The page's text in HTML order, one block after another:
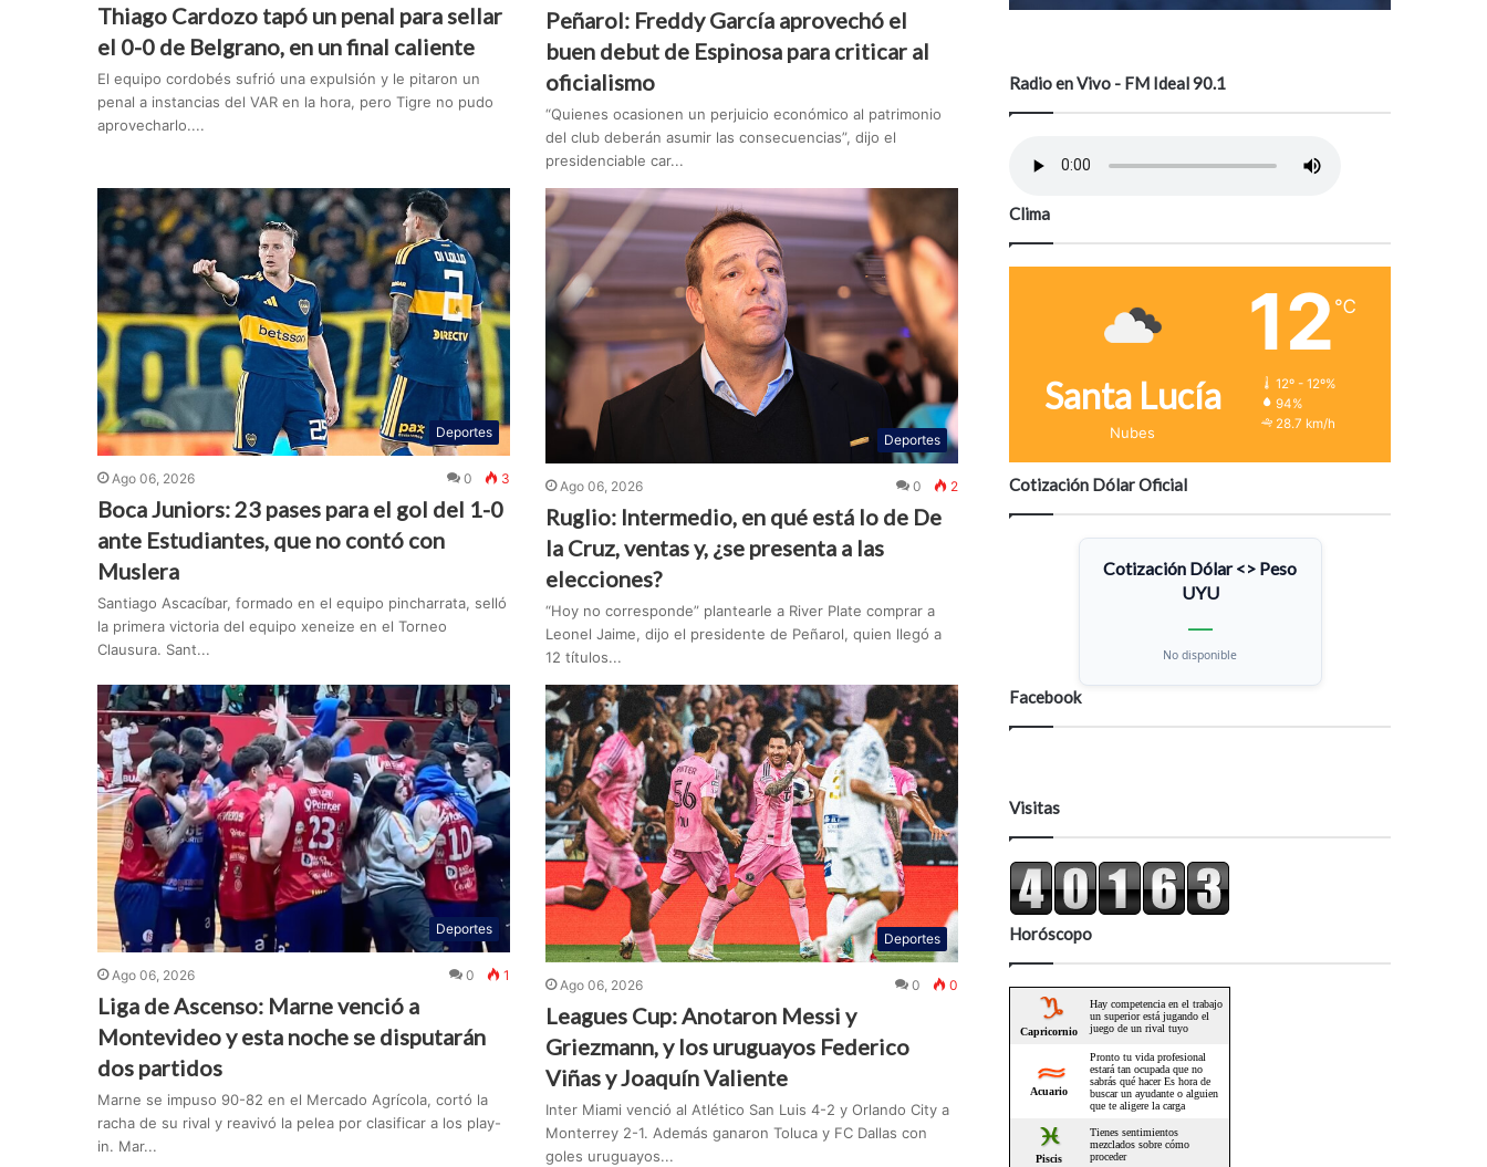
Thiago Cardozo tapó un penal para sellar
el 0-0 de Belgrano, en un final caliente
El equipo cordobés sufrió una expulsión y le pitaron un
penal a instancias del VAR en la hora, pero Tigre no pudo
aprovecharlo....
Peñarol: Freddy García aprovechó el
buen debut de Espinosa para criticar al
oficialismo
“Quienes ocasionen un perjuicio económico al patrimonio
del club deberán asumir las consecuencias”, dijo el
presidenciable car...
Deportes
Ago 06, 2026 0 3
Boca Juniors: 23 pases para el gol del 1-0
ante Estudiantes, que no contó con
Muslera
Santiago Ascacíbar, formado en el equipo pincharrata, selló
la primera victoria del equipo xeneize en el Torneo
Clausura. Sant...
Deportes
Ago 06, 2026 0 2
Ruglio: Intermedio, en qué está lo de De
la Cruz, ventas y, ¿se presenta a las
elecciones?
“Hoy no corresponde” plantearle a River Plate comprar a
Leonel Jaime, dijo el presidente de Peñarol, quien llegó a
12 títulos...
Deportes
Ago 06, 2026 0 1
Liga de Ascenso: Marne venció a
Montevideo y esta noche se disputarán
dos partidos
Marne se impuso 90-82 en el Mercado Agrícola, cortó la
racha de su rival y reavivó la pelea por clasificar a los play-
in. Mar...
Deportes
Ago 06, 2026 0 0
Leagues Cup: Anotaron Messi y
Griezmann, y los uruguayos Federico
Viñas y Joaquín Valiente
Inter Miami venció al Atlético San Luis 4-2 y Orlando City a
Monterrey 2-1. Además ganaron Toluca y FC Dallas con
goles uruguayos...
Radio en Vivo - FM Ideal 90.1
Clima
Santa Lucía
Nubes
12 ℃
12º - 12º%
94%
28.7 km/h
Cotización Dólar Oficial
Cotización Dólar <> Peso
UYU
—
No disponible
Facebook
Visitas
Horóscopo